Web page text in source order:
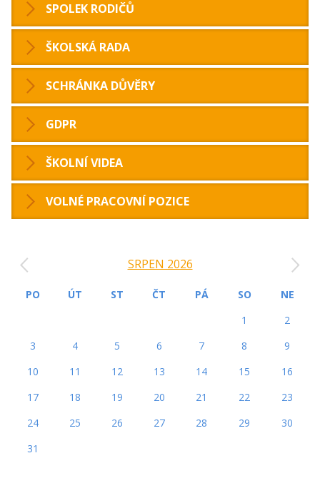
SPOLEK RODIČŮ
ŠKOLSKÁ RADA
SCHRÁNKA DŮVĚRY
GDPR
ŠKOLNÍ VIDEA
VOLNÉ PRACOVNÍ POZICE
SRPEN 2026
PO ÚT ST ČT PÁ SO
NE
1
2
3
4 5 6 7 8
9
10
11 12 13 14 15
16
17
18 19 20 21 22
23
24
25 26 27 28 29
30
31